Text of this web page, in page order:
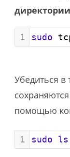
директории
1 sudo
Убедиться в
помощью
1 sudo ls